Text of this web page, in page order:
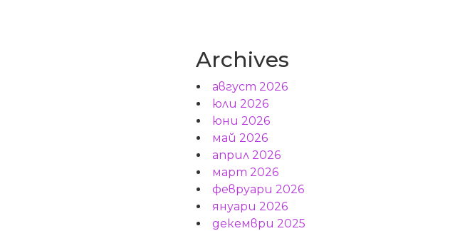
Archives
август 2026
юли 2026
юни 2026
май 2026
април 2026
март 2026
февруари 2026
януари 2026
декември 2025